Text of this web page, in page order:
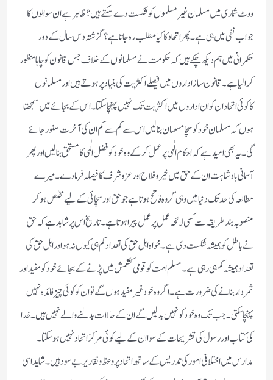
ووٹ شماری میں مسلمان غیر مسلموں کو شکست دے سکتے ہیں؟ظاہر ہے ان سوالوں کا
جواب نفی میں ہی ہے۔پھر اتحاد کا کیا مطلب رہ جاتاہے؟گزشتہ دس سال کے دور
حکمرانی میں ہم دیکھ چکے ہیں کہ حکومت نے مسلمانوں کے خلاف جس قانون کو چاہا منظور
کرالیا ہے۔قانون ساز اداروں میں فیصلے اکثریت کی بنیاد پر ہوتے ہیں اور مسلمانوں
کاکوئی اتحاد ان کو ان اداروں میں اکثریت تک نہیں پہنچا سکتا۔اس کے بجائے میں سمجھتا
ہوں کہ مسلمان خود کو سچا مسلمان بنا لیں اس سے کم سے کم ان کی آخرت سنور جائے
گی۔یہ بھی امید ہے کہ احکام الٰہی پر عمل کرکے وہ خود کو فضل الٰہی کا مستحق بنالیں اور پھر
آسمانی بادشاہت ان کے حق میں خیر و فلاح اور عزو شرف کا فیصلہ فرمادے۔میرے
مطالعہ کی حد تک دنیا میں وہی گروہ فاتح ہوتا ہے جو حق اور سچائی کے لیے مخلص ہو کر
منصوبہ بند طریقہ سے کسی لائحہ عمل پر عمل پیرا ہوتا ہے۔تاریخ اس پر شاہد ہے کہ حق
نے باطل کو ہمیشہ شکست دی ہے۔خواہ اہل حق کی تعداد کم ہی کیوں نہ ہو اور اہل حق کی
تعداد ہمیشہ کم ہی رہی ہے۔مسلم امت کو قومی کشکمش میں پڑنے کے بجائے خود کو مفید اور
ثمر دار بنانے کی ضرورت ہے۔اگر وہ خود غیر مفید ہوں گے تو ان کو کوئی چیز فائدہ نہیں
پہنچا سکتی۔ جب تک وہ خود کو نہیں بدلیں گے ان کے حالات بدلنے والے نہیں ہیں۔خدا
کی کتاب اور رسول کی تشریحات کے سوا ان کے لیے کوئی مرکز اتحاد نہیں ہوسکتا۔
مدارس میں اختلافی امور کی تدریس کے ساتھ اتحاد پر وعظ و تقاریر بے سود ہیں۔شاید اسی